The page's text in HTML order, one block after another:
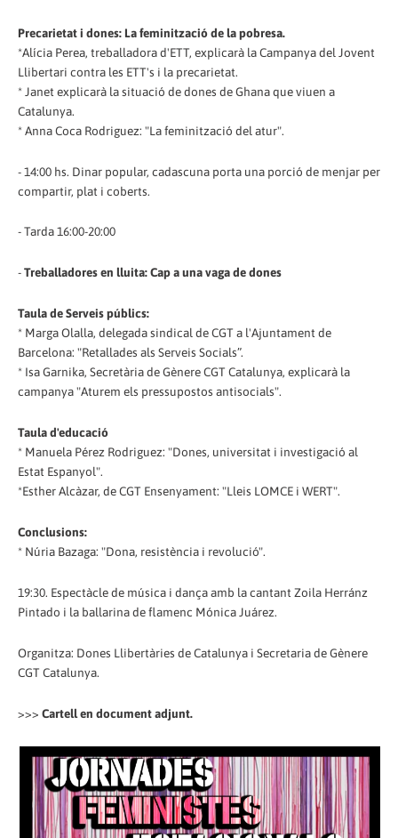
Precarietat i dones: La feminització de la pobresa.
*Alícia Perea, treballadora d'ETT, explicarà la Campanya del Jovent
Llibertari contra les ETT's i la precarietat.
* Janet explicarà la situació de dones de Ghana que viuen a
Catalunya.
* Anna Coca Rodriguez: "La feminització del atur".
- 14:00 hs. Dinar popular, cadascuna porta una porció de menjar per
compartir, plat i coberts.
- Tarda 16:00-20:00
-Treballadores en lluita: Cap a una vaga de dones
Taula de Serveis públics:
* Marga Olalla, delegada sindical de CGT a l'Ajuntament de
Barcelona: "Retallades als Serveis Socials”.
* Isa Garnika, Secretària de Gènere CGT Catalunya, explicarà la
campanya "Aturem els pressupostos antisocials".
Taula d'educació
* Manuela Pérez Rodriguez: "Dones, universitat i investigació al
Estat Espanyol".
*Esther Alcàzar, de CGT Ensenyament: "Lleis LOMCE i WERT".
Conclusions:
* Núria Bazaga: "Dona, resistència i revolució".
19:30. Espectàcle de música i dança amb la cantant Zoila Herránz
Pintado i la ballarina de flamenc Mónica Juárez.
Organitza: Dones Llibertàries de Catalunya i Secretaria de Gènere
CGT Catalunya.
>>> Cartell en document adjunt.